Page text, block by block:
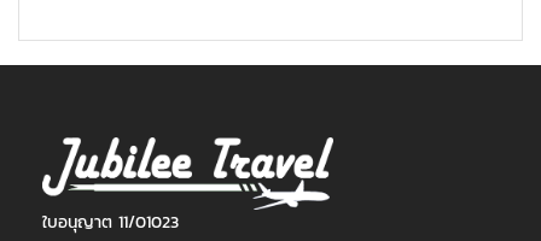
ใบอนุญาต 11/01023